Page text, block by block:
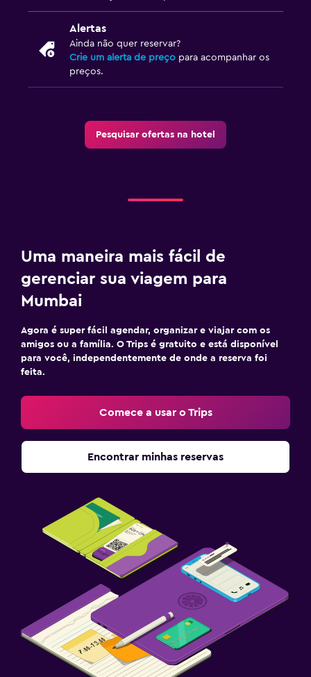
Alertas
Ainda não quer reservar?
Crie um alerta de preço para acompanhar os
preços.
Pesquisar ofertas na hotel
Uma maneira mais fácil de
gerenciar sua viagem para
Mumbai
Agora é super fácil agendar, organizar e viajar com os
amigos ou a família. O Trips é gratuito e está disponível
para você, independentemente de onde a reserva foi
feita.
Comece a usar o Trips
Encontrar minhas reservas